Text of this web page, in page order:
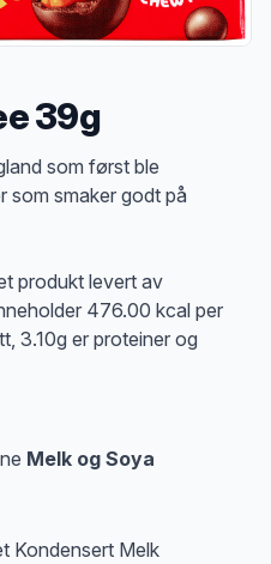
39g
som først ble
som smaker godt på
produkt levert av
476.00 kcal per
3.10g er proteiner og
Melk og Soya
Kondensert Melk